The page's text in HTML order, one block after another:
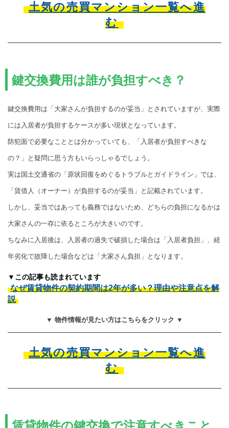
土気の売買マンション一覧へ進
む
鍵交換費用は誰が負担すべき？
鍵交換費用は「大家さんが負担するのが妥当」とされていますが、実際
には入居者が負担するケースが多い現状となっています。
防犯面で必要なこととは分かっていても、「入居者が負担すべきな
の？」と疑問に思う方もいらっしゃるでしょう。
実は国土交通省の「原状回復をめぐるトラブルとガイドライン」では、
「賃借人（オーナー）が負担するのが妥当」と記載されています。
しかし、妥当ではあっても義務ではないため、どちらの負担になるかは
大家さんの一存に依るところが大きいのです。
ちなみに入居後は、入居者の過失で破損した場合は「入居者負担」、経
年劣化で故障した場合などは「大家さん負担」となります。
▼この記事も読まれています
なぜ賃貸物件の契約期間は2年が多い？理由や注意点を解
説
▼ 物件情報が見たい方はこちらをクリック ▼
土気の売買マンション一覧へ進
む